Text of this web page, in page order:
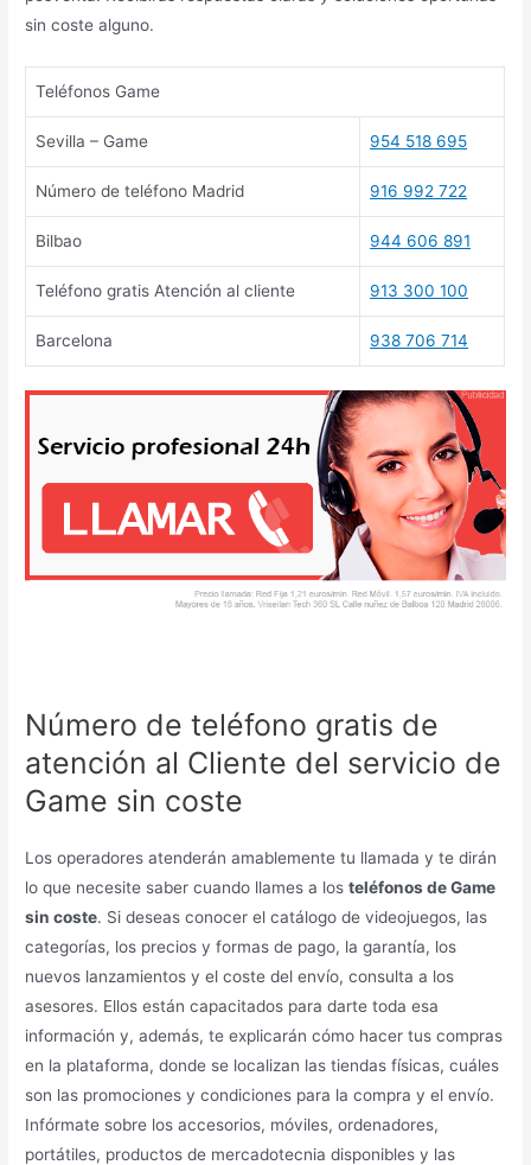
sin coste alguno.
Teléfonos Game
Sevilla – Game 954 518 695
Número de teléfono Madrid 916 992 722
Bilbao 944 606 891
Teléfono gratis Atención al cliente 913 300 100
Barcelona 938 706 714
Número de teléfono gratis de
atención al Cliente del servicio de
Game sin coste
Los operadores atenderán amablemente tu llamada y te dirán
lo que necesite saber cuando llames a losteléfonos de Game
sin coste. Si deseas conocer el catálogo de videojuegos, las
categorías, los precios y formas de pago, la garantía, los
nuevos lanzamientos y el coste del envío, consulta a los
asesores. Ellos están capacitados para darte toda esa
información y, además, te explicarán cómo hacer tus compras
en la plataforma, donde se localizan las tiendas físicas, cuáles
son las promociones y condiciones para la compra y el envío.
Infórmate sobre los accesorios, móviles, ordenadores,
portátiles, productos de mercadotecnia disponibles y las